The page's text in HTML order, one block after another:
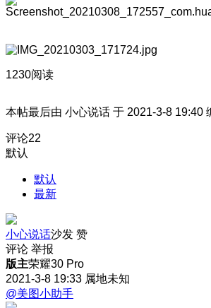
1230阅读
本帖最后由 小心说话 于 2021-3-8 19:40
评论22
默认
默认
最新
小心说话沙发 赞
评论 举报
版主荣耀30 Pro
2021-3-8 19:33 属地未知
@美图小助手